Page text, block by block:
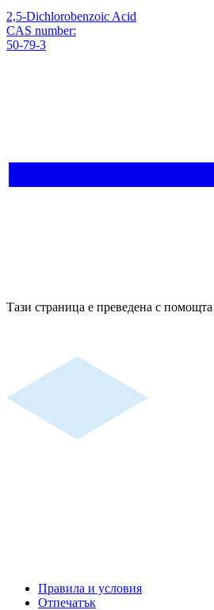
2,5-Dichlorobenzoic Acid
CAS number:
50-79-3
Тази страница е преведена с
Правила и условия
Отпечатък